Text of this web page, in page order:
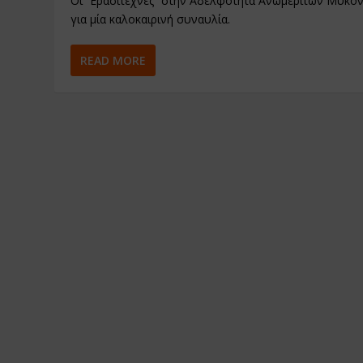
για μία καλοκαιρινή συναυλία.
READ MORE